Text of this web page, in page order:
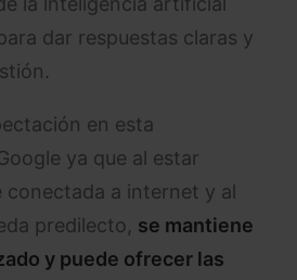
dar respuestas claras y
en esta
ya que al estar
a internet y al
predilecto, se mantiene
y puede ofrecer las